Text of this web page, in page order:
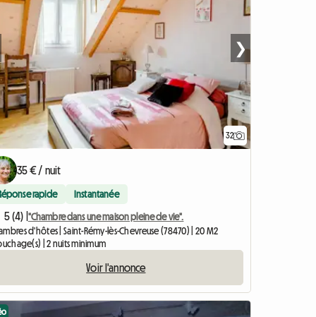
32
❯
35 € / nuit
rapide Instantanée
5 (4) | "Chambre dans une maison pleine de vie".
d'hôtes | Saint-Rémy-lès-Chevreuse (78470) | 20 M2
| 2 nuits minimum
Voir l'annonce